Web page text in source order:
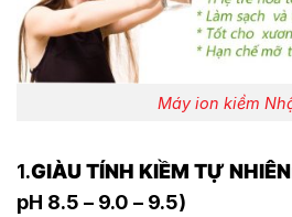
Máy ion kiềm
1.GIÀU TÍNH KIỀM TỰ NHIÊN
pH 8.5 – 9.0 – 9.5)